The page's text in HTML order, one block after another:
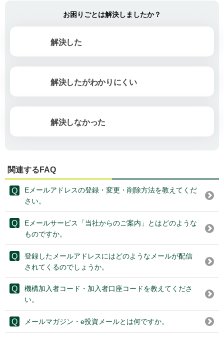
お困りごとは解決しましたか？
解決した
解決したがわかりにくい
解決しなかった
関連するFAQ
Eメールアドレスの登録・変更・削除方法を教えてくだ
さい。
Eメールサービス「当社からのご案内」とはどのような
ものですか。
登録したメールアドレスにはどのようなメールが配信
されてくるのでしょうか。
機構加入者コード・加入者口座コードを教えてくださ
い。
メールマガジン・e投資メールとは何ですか。